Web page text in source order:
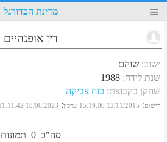
מדינת הכדורגל
דין אופנהיים
ישוב: שוהם
שנת לידה:
1988
שחקן בקבוצת: כוח צביקה
רישום:
12/11/2015 15:19:00 עדכון:
18/06/2023 11:11:42
סה"כ 0 תמונות